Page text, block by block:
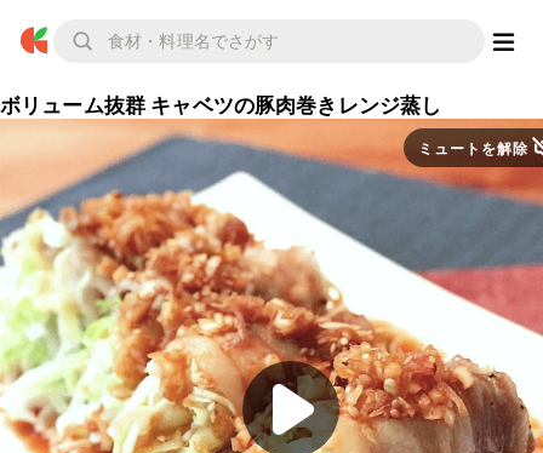
ボリューム抜群 キャベツの豚肉巻きレンジ蒸し
ミュートを解除